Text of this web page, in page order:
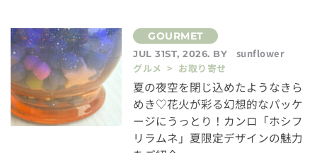
JUL 31ST, 2026. BY
sunflower
グルメ > お取り寄せ
夏の夜空を閉じ込めたようなきら
めき♡花火が彩る幻想的なパッケ
ージにうっとり！カンロ「ホシフ
リラムネ」夏限定デザインの魅力